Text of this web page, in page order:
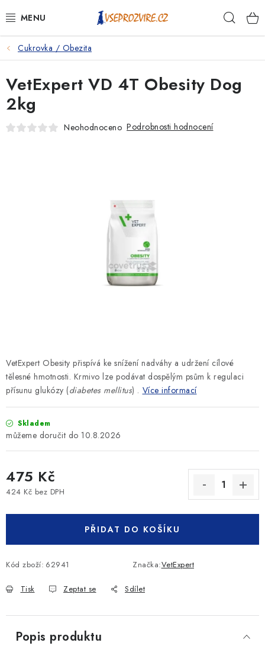
na
PSI
KOČKY
KONĚ
KRÁLÍCI/HLODAVCI/PTÁCI
Cukrovka / Obezita
VetExpert Obesity přispívá ke snížení nadváhy a udržení cílové
tělesné hmotnosti. Krmivo lze podávat dospělým psům k regulaci
přísunu glukózy (diabetes mellitus) . Více informací
Skladem
10.8.2026
475 Kč
424 Kč bez DPH
PŘIDAT DO KOŠÍKU
Kód zboží: 62941 Značka:VetExpert
Tisk Zeptat se Sdílet
VetExpert VD 4T Obesity Dog
2kg
Neohodnoceno Podrobnosti hodnocení
Popis produktu